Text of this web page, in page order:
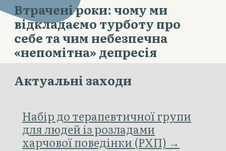
Втрачені роки: чому ми
відкладаємо турботу про
себе та чим небезпечна
«непомітна» депресія
Актуальні заходи
Набір до терапевтичної групи
для людей із розладами
харчової поведінки (РХП) →